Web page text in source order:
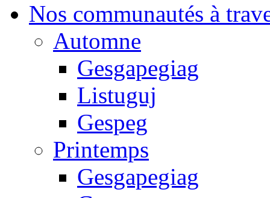
Nos communautés à
Automne
Gesgapegiag
Listuguj
Gespeg
Printemps
Gesgapegiag